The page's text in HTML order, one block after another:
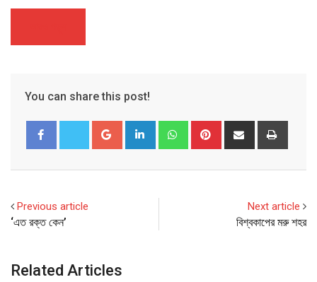
You can share this post!
Google+ LinkedIn WhatsappPinterest Share
Previous article
‘এত রক্ত কেন’
Next article
বিশ্বকাপের মরু শহর
Related Articles